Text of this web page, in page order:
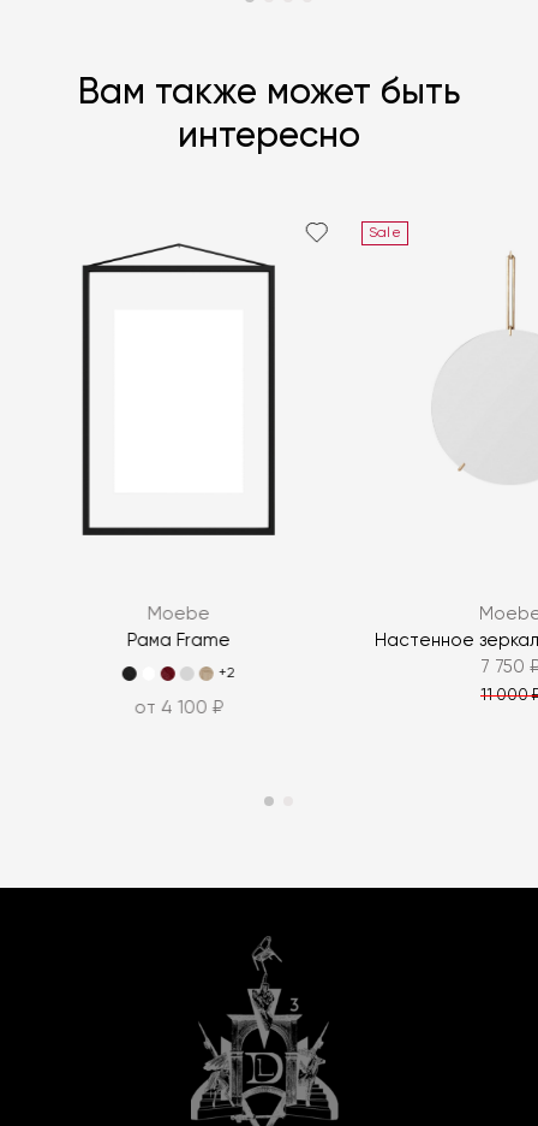
Вам также может быть
интересно
Moebe
Рама Frame
+2
от 4 100 ₽
Sale
Настенное
7 750
11 000